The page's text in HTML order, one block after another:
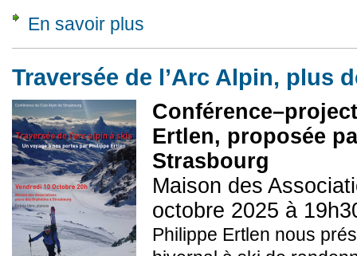
En savoir plus
Traversée de l’Arc Alpin, plus
Ertlen, proposée
Strasbourg
Maison des
octobre 2025 à
Philippe Ertlen nous